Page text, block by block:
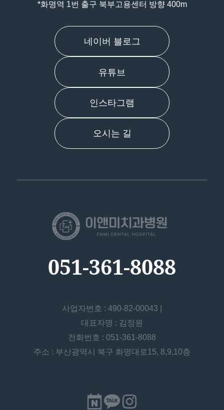
*화명역 1번 출구 북부고용센터 방향 400m
네이버 블로그
유튜브
인스타그램
오시는 길
051-361-8088
사업자번호 : 490-82-00043 |
대표자명 : 김정원
전화번호 : 051-361-8088
주소 : 부산광역시 북구 화명대로15, 8,9,10층